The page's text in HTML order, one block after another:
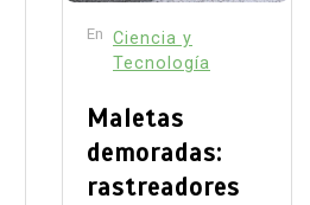
En Ciencia y
Tecnología
Maletas
demoradas:
rastreadores